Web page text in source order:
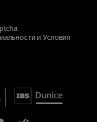
иУсловия